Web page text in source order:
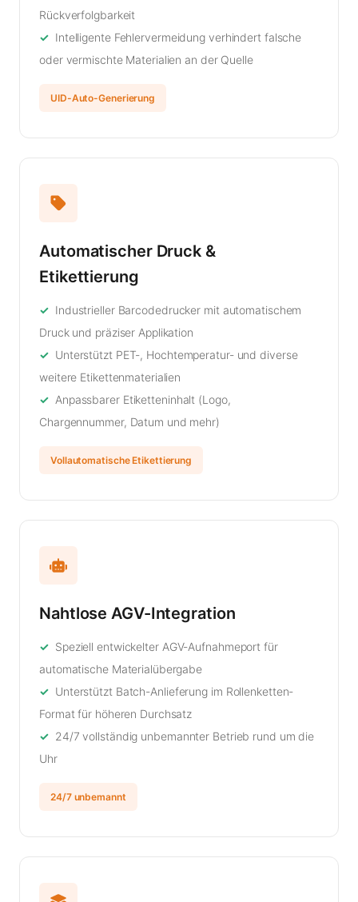
Rückverfolgbarkeit
Intelligente Fehlervermeidung verhindert falsche
oder vermischte Materialien an der Quelle
UID-Auto-Generierung
Automatischer Druck &
Etikettierung
Industrieller Barcodedrucker mit automatischem
Druck und präziser Applikation
Unterstützt PET-, Hochtemperatur- und diverse
weitere Etikettenmaterialien
Anpassbarer Etiketteninhalt (Logo,
Chargennummer, Datum und mehr)
Vollautomatische Etikettierung
Nahtlose AGV-Integration
Speziell entwickelter AGV-Aufnahmeport für
automatische Materialübergabe
Unterstützt Batch-Anlieferung im Rollenketten-
Format für höheren Durchsatz
24/7 vollständig unbemannter Betrieb rund um die
Uhr
24/7 unbemannt